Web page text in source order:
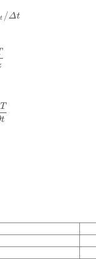
t /Δt
leme
T
T
t
p